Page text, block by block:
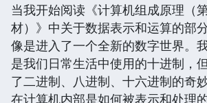
当我开始阅读《计算机组成原理（
材）》中关于数据表示和运算的部
像是进入了一个全新的数字世界。
是我们日常生活中使用的十进制，
了二进制、八进制、十六进制的奇
在计算机内部是如何被表示和处理